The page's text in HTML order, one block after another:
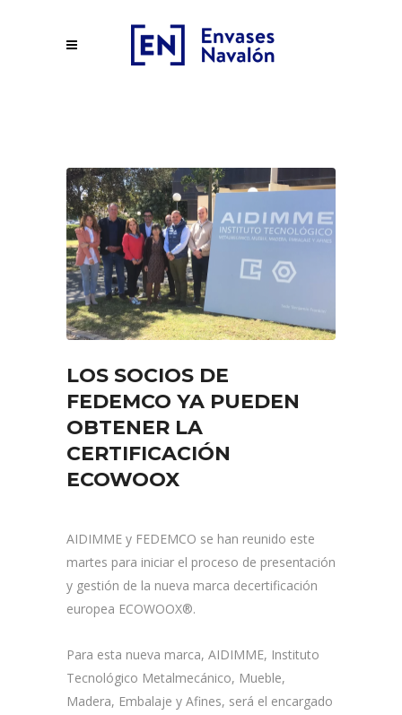
LOS SOCIOS DE
FEDEMCO YA PUEDEN
OBTENER LA
CERTIFICACIÓN
ECOWOOX
AIDIMME y FEDEMCO se han reunido este
martes para iniciar el proceso de presentación
y gestión de la nueva marca decertificación
europea ECOWOOX®.
Para esta nueva marca, AIDIMME, Instituto
Tecnológico Metalmecánico, Mueble,
Madera, Embalaje y Afines, será el encargado